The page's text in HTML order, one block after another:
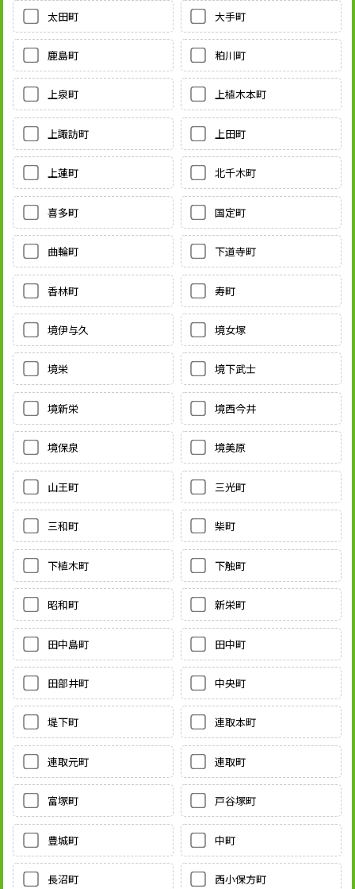
太田町 大手町
鹿島町 粕川町
上泉町 上植木本町
上諏訪町 上田町
上蓮町 北千木町
喜多町 国定町
曲輪町 下道寺町
香林町 寿町
境伊与久 境女塚
境栄 境下武士
境新栄 境西今井
境保泉 境美原
山王町 三光町
三和町 柴町
下植木町 下触町
昭和町 新栄町
田中島町 田中町
田部井町 中央町
堤下町 連取本町
連取元町 連取町
富塚町 戸谷塚町
豊城町 中町
長沼町 西小保方町